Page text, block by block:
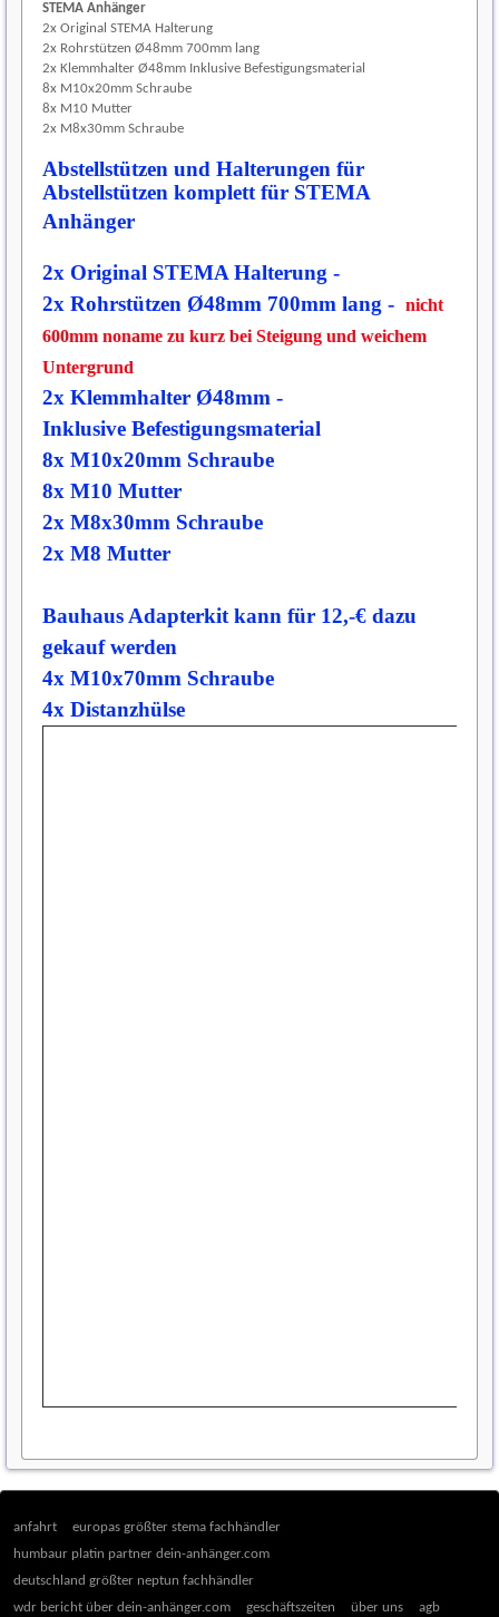
STEMA Anhänger
2x Original STEMA Halterung
2x Rohrstützen Ø48mm 700mm lang
2x Klemmhalter Ø48mm Inklusive Befestigungsmaterial
8x M10x20mm Schraube
8x M10 Mutter
2x M8x30mm Schraube
Abstellstützen und Halterungen für
Abstellstützen komplett für STEMA
Anhänger
2x Original STEMA Halterung -
2x Rohrstützen Ø48mm 700mm lang - nicht
600mm noname zu kurz bei Steigungund weichem
Untergrund
2x Klemmhalter Ø48mm -
Inklusive Befestigungsmaterial
8x M10x20mm Schraube
8x M10 Mutter
2x M8x30mm Schraube
2x M8 Mutter
Bauhaus Adapterkit kann für 12,-€ dazu
gekauf werden
4x M10x70mm Schraube
4x Distanzhülse
anfahrt
europas größter stema fachhändler
humbaur platin partner dein-anhänger.com
deutschland größter neptun fachhändler
wdr bericht über dein-anhänger.com
geschäftszeiten über uns agb
(1)